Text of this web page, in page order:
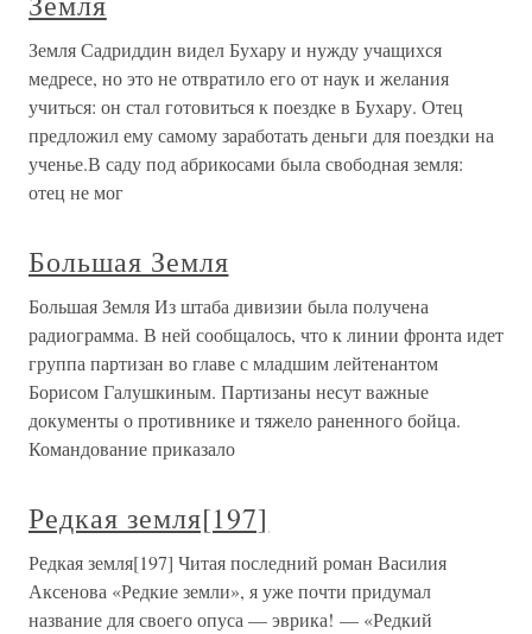
Земля Садриддин видел Бухару и нужду учащихся
медресе, но это не отвратило его от наук и желания
учиться: он стал готовиться к поездке в Бухару. Отец
предложил ему самому заработать деньги для поездки на
ученье.В саду под абрикосами была свободная земля:
отец не мог
Большая Земля
Большая Земля Из штаба дивизии была получена
радиограмма. В ней сообщалось, что к линии фронта идет
группа партизан во главе с младшим лейтенантом
Борисом Галушкиным. Партизаны несут важные
документы о противнике и тяжело раненного бойца.
Командование приказало
Редкая земля[197]
Редкая земля[197] Читая последний роман Василия
Аксенова «Редкие земли», я уже почти придумал
название для своего опуса — эврика! — «Редкий